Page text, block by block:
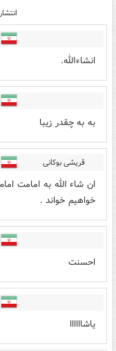
انشاءالله.
به به چقدر زیبا
قریشی بوکانی
ان شاء الله به امامت
خواهیم خواند .
احسنت
یاشاااااا